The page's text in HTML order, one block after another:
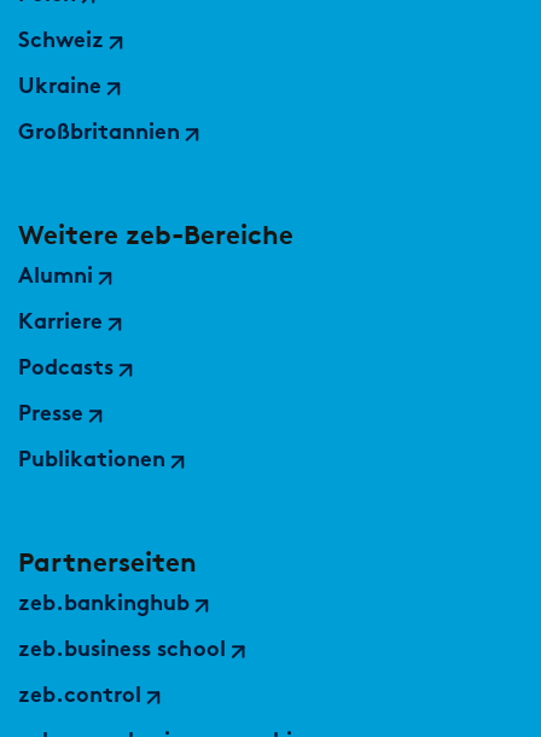
Schweiz
Ukraine
Großbritannien
Weitere zeb-Bereiche
Alumni
Karriere
Podcasts
Presse
Publikationen
Partnerseiten
zeb.bankinghub
zeb.business school
zeb.control